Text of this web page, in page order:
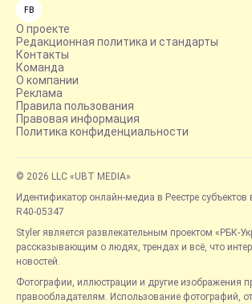
FB
О проекте
Редакционная политика и стандарты
Контакты
Команда
О компании
Реклама
Правила пользования
Правовая информация
Политика конфиденциальности
© 2026 LLC «UBT MEDIA»
Идентификатор онлайн-медиа в Реестре
R40-05347
Styler является развлекательным проектом «РБК-
рассказывающим о людях, трендах и всё, что
новостей.
Фотографии, иллюстрации и другие изображения
правообладателям. Использование фотографий,